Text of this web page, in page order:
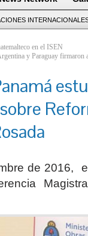
en el ISEN
y Paraguay firmaron
de 2016,